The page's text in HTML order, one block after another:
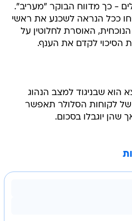
- כך מדווח הבוקר "מעריב".
ככל הנראה לשכנע את ראשי
האוסרת לחלוטין על
הסיכוי לקדם את הענף.
הוא שבניגוד למצב הנהוג
של לקוחות הסלולר תאפשר
שהן יוגבלו בסכום.